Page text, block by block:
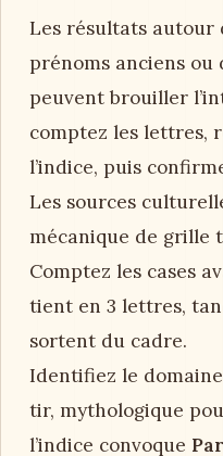
Les résultats autour
prénoms anciens ou
peuvent brouiller
comptez les lettres,
l’indice, puis
Les sources
mécanique de grille
Comptez les cases
tient en 3 lettres,
sortent du cadre.
Identifiez le
tir, mythologique
l’indice convoque